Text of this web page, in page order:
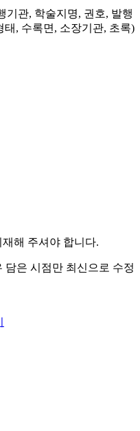
기관, 학술지명, 권호, 발행
, 수록면, 소장기관, 초록)
해 주셔야 합니다.
담은 시점만 최신으로 수정